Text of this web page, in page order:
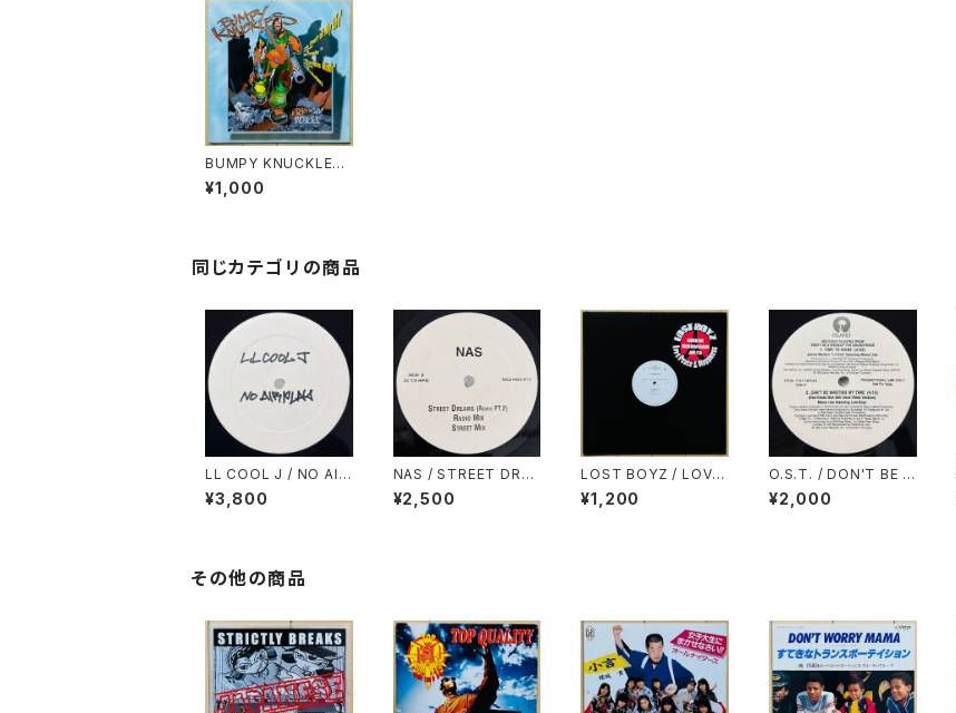
BUMPY KNUCKLES /
A PART OF MY LIFE
¥1,000
同じカテゴリの商品
LL COOL J / NO AIR
PLAY
¥3,800
NAS / STREET DREA
MS(REMIX PT.2)
¥2,500
LOST BOYZ / LOVE,
PEACE & NAPPINES
S
¥1,200
O.S.T. / DON'T BE A
MENACE SAMPLER
¥2,000
その他の商品